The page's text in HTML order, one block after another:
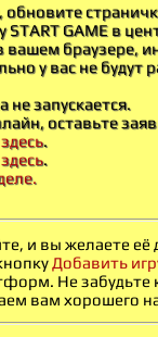
обновите
GAME в
браузере,
у вас не будут
не запускается.
оставьте
.
.
и вы желаете
Добавить
Не забудьте
вам хорошего